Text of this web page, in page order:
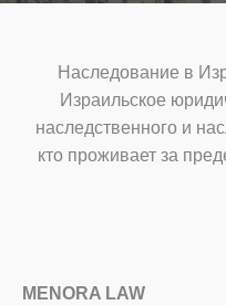
Наследование в
Израильское
наследственного и
кто проживает за
MENORA LAW